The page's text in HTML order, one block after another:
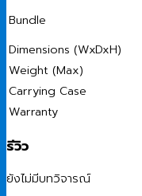
Bundle
Dimensions (WxDxH)
Weight (Max)
Carrying Case
Warranty
รีวิว
ยังไม่มีบทวิจารณ์